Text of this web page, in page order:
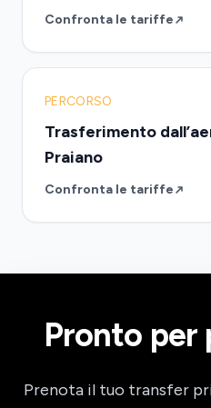
Confronta le tariffe
PERCORSO
Trasferimento
Praiano
Confronta le tariffe
Pronto per
Prenota il tuo transfer